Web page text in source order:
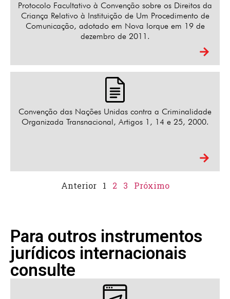
Protocolo Facultativo à Convenção sobre os Direitos da
Criança Relativo à Instituição de Um Procedimento de
Comunicação, adotado em Nova Iorque em 19 de
dezembro de 2011.
Convenção das Nações Unidas contra a Criminalidade
Organizada Transnacional, Artigos 1, 14 e 25, 2000.
Anterior 1 2 3 Próximo
Para outros instrumentos
jurídicos internacionais
consulte